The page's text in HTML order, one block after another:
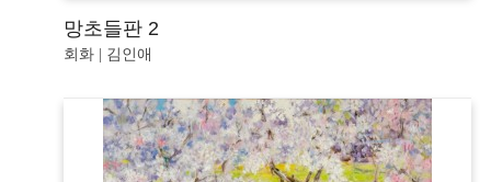
망초들판 2
회화 | 김인애